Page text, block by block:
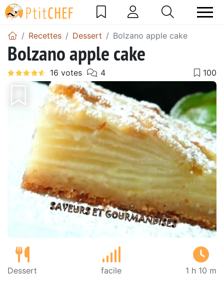
Recettes Dessert Bolzano apple cake
Bolzano apple cake
Précédent
Dessert facile 1 h 10 m